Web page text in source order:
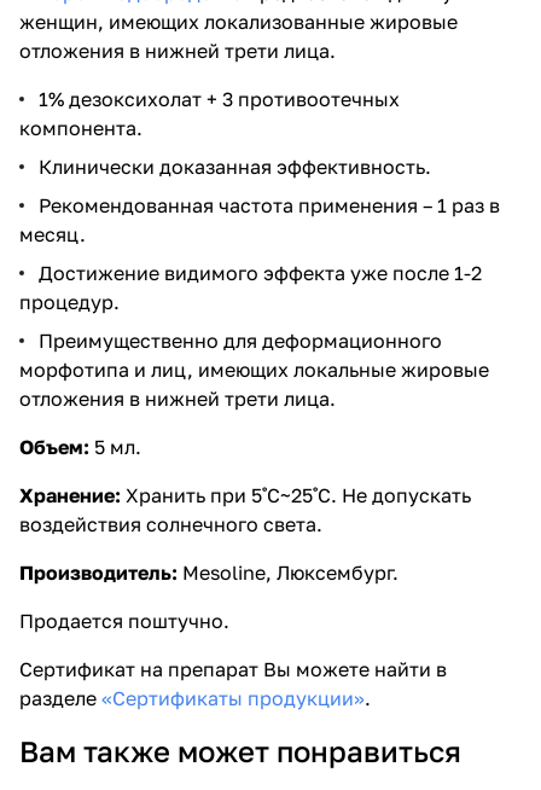
женщин, имеющих локализованные жировые
отложения в нижней трети лица.
1% дезоксихолат + 3 противоотечных
компонента.
Клинически доказанная эффективность.
Рекомендованная частота применения – 1 раз в
месяц.
Достижение видимого эффекта уже после 1-2
процедур.
Преимущественно для деформационного
морфотипа и лиц, имеющих локальные жировые
отложения в нижней трети лица.
Объем: 5 мл.
Хранение: Хранить при 5˚C~25˚C. Не допускать
воздействия солнечного света.
Производитель: Mesoline, Люксембург.
Продается поштучно.
Сертификат на препарат Вы можете найти в
разделе «Сертификаты продукции».
Вам также может понравиться